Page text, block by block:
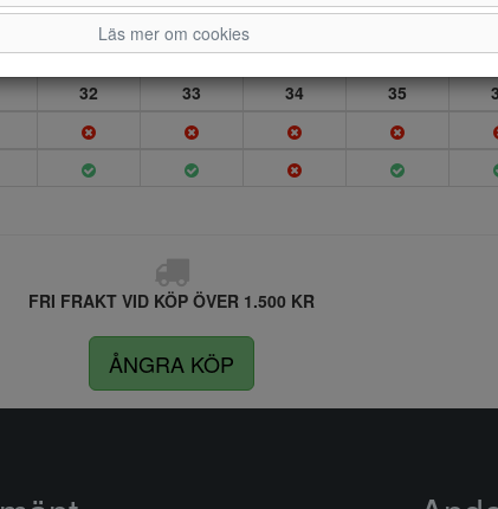
32 33 34 35
FRI FRAKT VID KÖP ÖVER 1.500 KR
ÅNGRA KÖP
Läs mer om cookies